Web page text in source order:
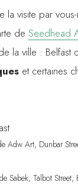
la visite par vous-
de Seedhead
la ville : Belfast
et certaines
Adw Art, Dunbar
Sabek, Talbot Street,